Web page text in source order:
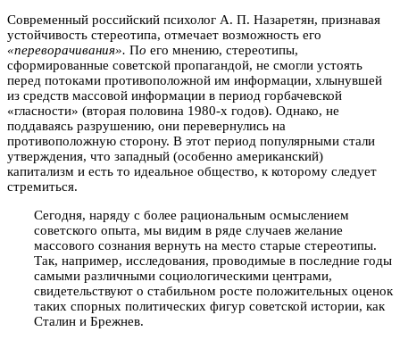
Современный российский психолог А. П. Назаретян, признавая
устойчивость стереотипа, отмечает возможность его
«переворачивания». По его мнению, стереотипы,
сформированные советской пропагандой, не смогли устоять
перед потоками противоположной им информации, хлынувшей
из средств массовой информации в период горбачевской
«гласности» (вторая половина 1980-х годов). Однако, не
поддаваясь разрушению, они перевернулись на
противоположную сторону. В этот период популярными стали
утверждения, что западный (особенно американский)
капитализм и есть то идеальное общество, к которому следует
стремиться.
Сегодня, наряду с более рациональным осмыслением
советского опыта, мы видим в ряде случаев желание
массового сознания вернуть на место старые стереотипы.
Так, например, исследования, проводимые в последние годы
самыми различными социологическими центрами,
свидетельствуют о стабильном росте положительных оценок
таких спорных политических фигур советской истории, как
Сталин и Брежнев.